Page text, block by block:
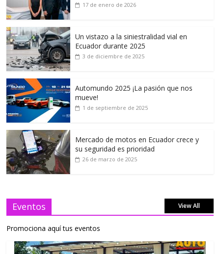
17 de enero de 2026
Un vistazo a la siniestralidad vial en
Ecuador durante 2025
3 de diciembre de 2025
Automundo 2025 ¡La pasión que nos
mueve!
1 de septiembre de 2025
Mercado de motos en Ecuador crece y
su seguridad es prioridad
26 de marzo de 2025
Eventos View All
Promociona aquí tus eventos